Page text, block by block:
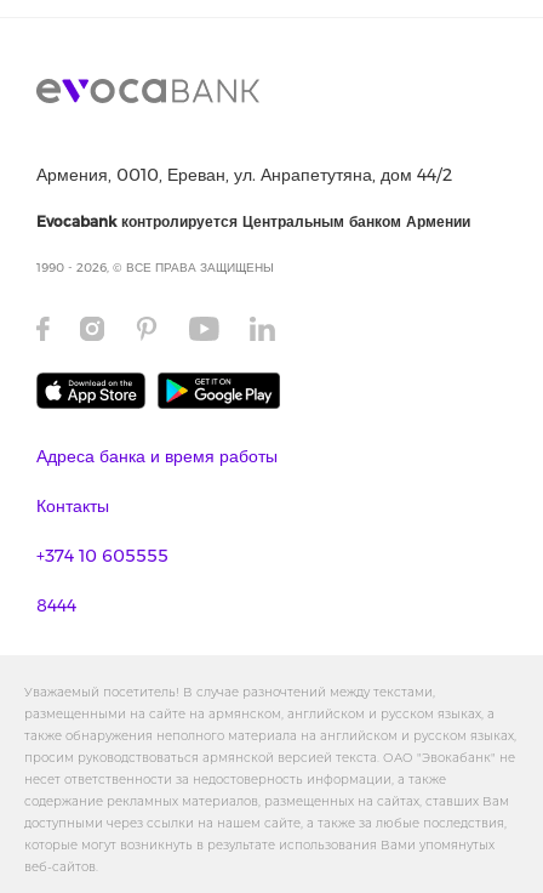
Армения, 0010, Ереван, ул. Анрапетутяна, дом 44/2
Evocabank контролируется Центральным банком Армении
1990 - 2026, © ВСЕ ПРАВА ЗАЩИЩЕНЫ
Адреса банка и время работы
Контакты
+374 10 605555
8444
Уважаемый посетитель! В случае разночтений между текстами,
размещенными на сайте на армянском, английском и русском языках, а
также обнаружения неполного материала на английском и русском языках,
просим руководствоваться армянской версией текста. ОАО "Эвокабанк" не
несет ответственности за недостоверность информации, а также
содержание рекламных материалов, размещенных на сайтах, ставших Вам
доступными через ссылки на нашем сайте, а также за любые последствия,
которые могут возникнуть в результате использования Вами упомянутых
веб-сайтов.